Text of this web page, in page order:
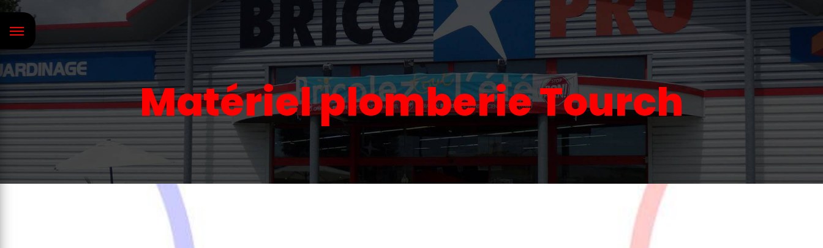
Matériel plomberie Tourch
Panneau de gestion des cookies